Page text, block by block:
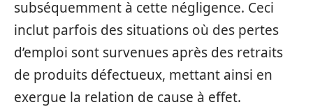
subséquemment à cette négligence. Ceci
inclut parfois des situations où des pertes
d’emploi sont survenues après des retraits
de produits défectueux, mettant ainsi en
exergue la relation de cause à effet.